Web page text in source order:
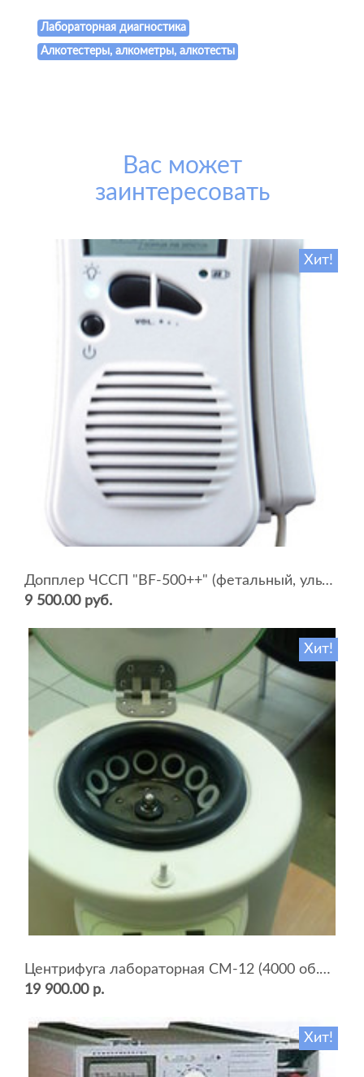
Лабораторная диагностика
Алкотестеры, алкометры, алкотесты
Вас может
заинтересовать
Хит!
Допплер ЧССП "BF-500++" (фетальный, ультразвуковой)
9 500.00 руб.
Хит!
Центрифуга лабораторная СМ-12 (4000 об.мин, 12 пробирок)
19 900.00 р.
Хит!